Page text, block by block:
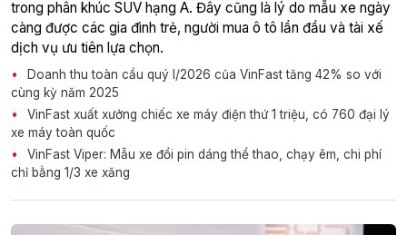
trong phân khúc SUV hạng A. Đây cũng là lý do mẫu xe ngày
càng được các gia đình trẻ, người mua ô tô lần đầu và tài xế
dịch vụ ưu tiên lựa chọn.
Doanh thu toàn cầu quý I/2026 của VinFast tăng 42% so với
cùng kỳ năm 2025
VinFast xuất xưởng chiếc xe máy điện thứ 1 triệu, có 760 đại lý
xe máy toàn quốc
VinFast Viper: Mẫu xe đổi pin dáng thể thao, chạy êm, chi phí
chỉ bằng 1/3 xe xăng